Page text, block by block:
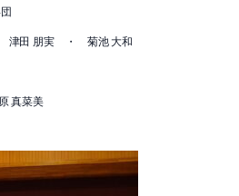
朋実 ・ 菊池 大和
菜美